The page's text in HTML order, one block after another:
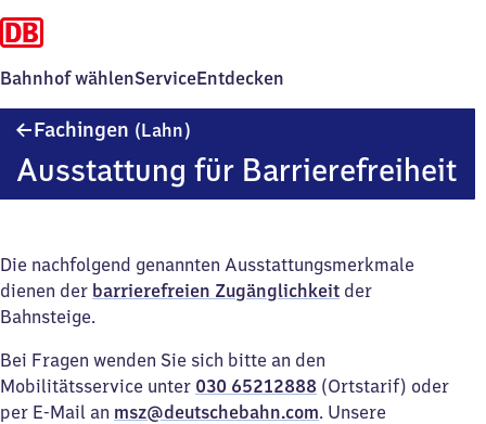
Bahnhof wählenServiceEntdecken
Fachingen (Lahn)
Ausstattung für Barrierefreiheit
Die nachfolgend genannten Ausstattungsmerkmale
dienen der barrierefreien Zugänglichkeit der
Bahnsteige.
Bei Fragen wenden Sie sich bitte an den
Mobilitätsservice unter 030 65212888 (Ortstarif) oder
per E-Mail an msz@deutschebahn.com. Unsere